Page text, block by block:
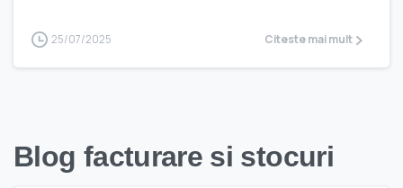
25/07/2025 Citeste mai mult
Blog facturare si stocuri